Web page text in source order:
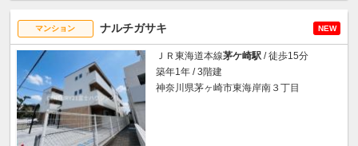
マンション ナルチガサキ NEW
ＪＲ東海道本線茅ケ崎駅 / 徒歩15分
築年1年 / 3階建
神奈川県茅ヶ崎市東海岸南３丁目